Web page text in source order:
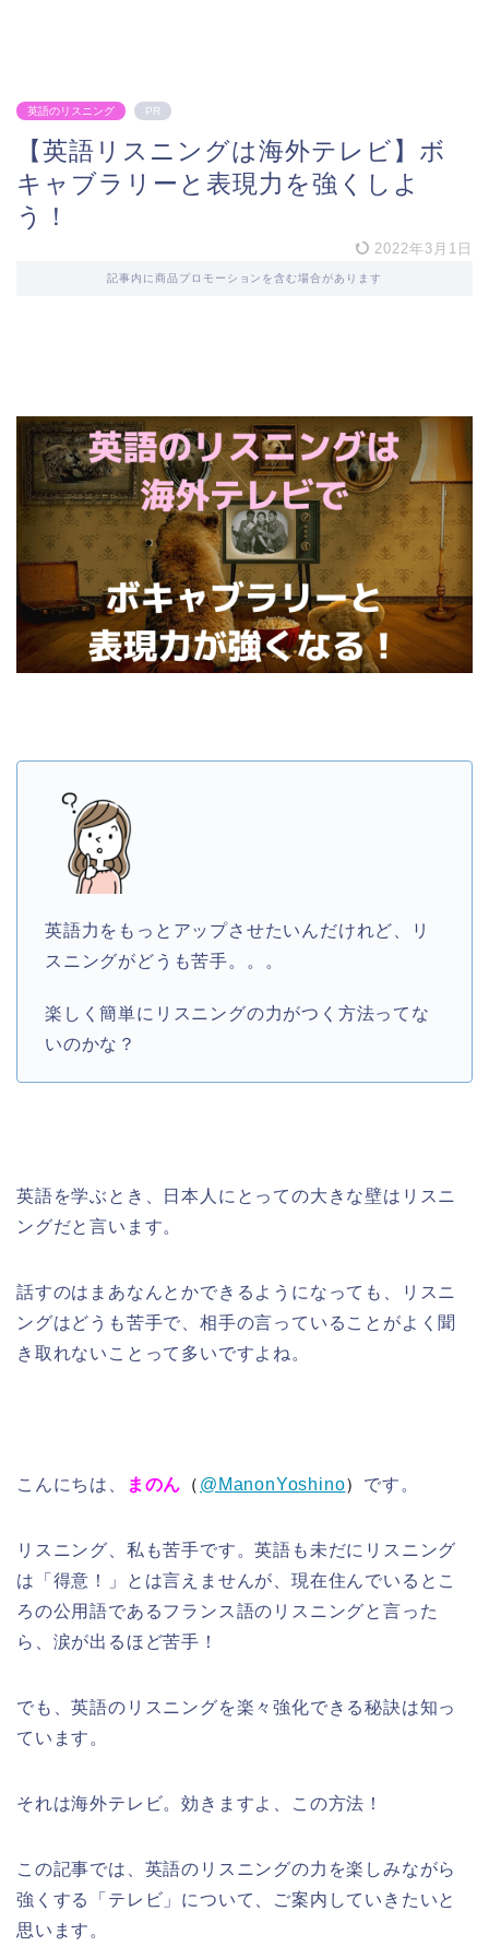
英語のリスニング PR
【英語リスニングは海外テレビ】ボ
キャブラリーと表現力を強くしよ
う！
2022年3月1日
記事内に商品プロモーションを含む場合があります
英語力をもっとアップさせたいんだけれど、リ
スニングがどうも苦手。。。
楽しく簡単にリスニングの力がつく方法ってな
いのかな？
英語を学ぶとき、日本人にとっての大きな壁はリスニ
ングだと言います。
話すのはまあなんとかできるようになっても、リスニ
ングはどうも苦手で、相手の言っていることがよく聞
き取れないことって多いですよね。
こんにちは、 まのん （ @ManonYoshino） です。
リスニング、私も苦手です。英語も未だにリスニング
は「得意！」とは言えませんが、現在住んでいるとこ
ろの公用語であるフランス語のリスニングと言った
ら、涙が出るほど苦手！
でも、英語のリスニングを楽々強化できる秘訣は知っ
ています。
それは海外テレビ。効きますよ、この方法！
この記事では、英語のリスニングの力を楽しみながら
強くする「テレビ」について、ご案内していきたいと
思います。